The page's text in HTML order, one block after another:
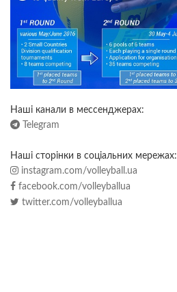
Наші канали в мессенджерах:
Telegram
Наші сторінки в соціальних мережах:
instagram.com/volleyball.ua
facebook.com/volleyballua
twitter.com/volleyballua